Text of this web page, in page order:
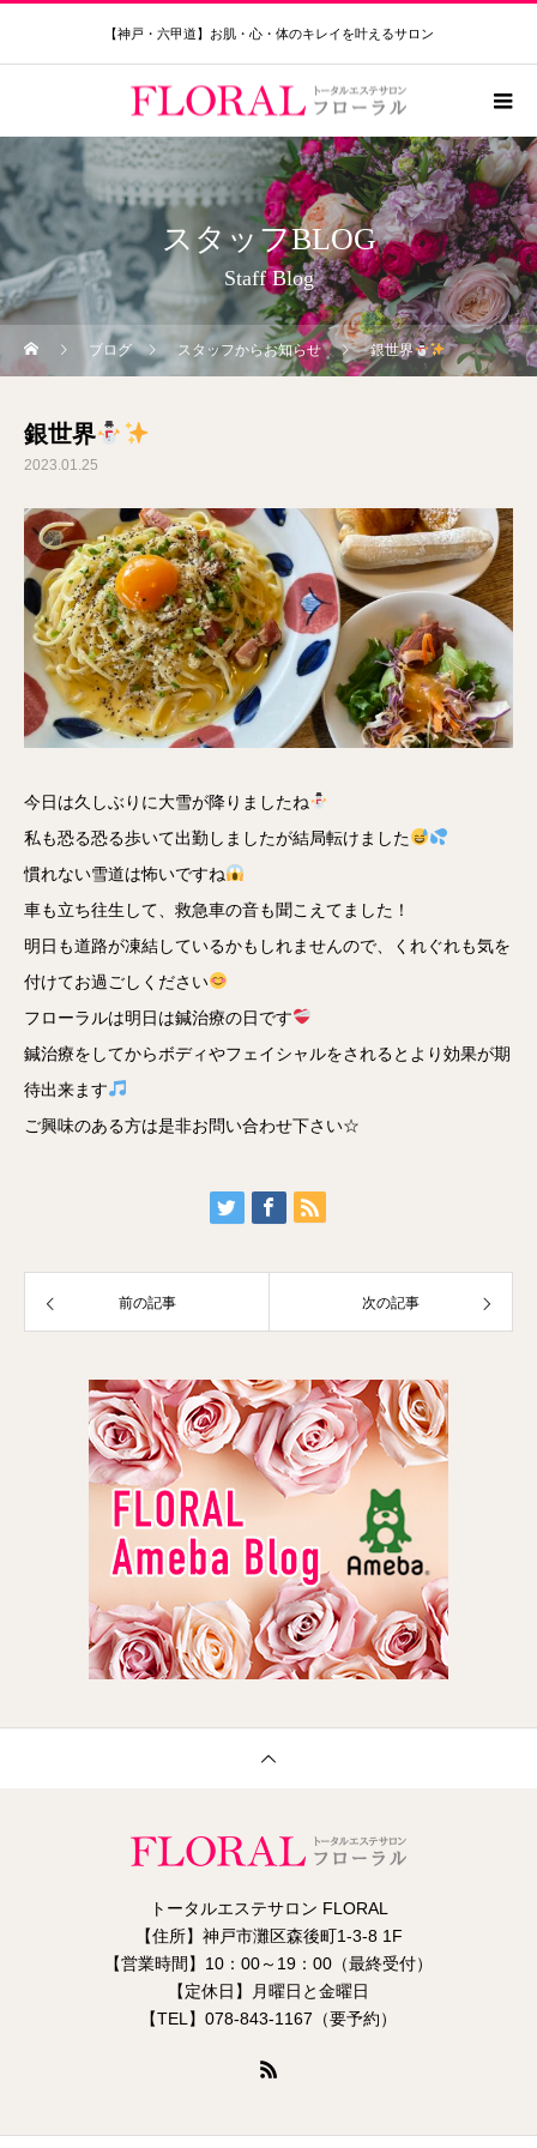
【神戸・六甲道】お肌・心・体のキレイを叶えるサロン
スタッフBLOG
Staff Blog
ブログ スタッフからお知らせ 銀世界
銀世界
2023.01.25
今日は久しぶりに大雪が降りましたね
私も恐る恐る歩いて出勤しましたが結局転けました
慣れない雪道は怖いですね
車も立ち往生して、救急車の音も聞こえてました！
明日も道路が凍結しているかもしれませんので、くれぐれも気を
付けてお過ごしください
フローラルは明日は鍼治療の日です
鍼治療をしてからボディやフェイシャルをされるとより効果が期
待出来ます
ご興味のある方は是非お問い合わせ下さい☆
前の記事 次の記事
トータルエステサロン FLORAL
【住所】神戸市灘区森後町1-3-8 1F
【営業時間】10：00～19：00（最終受付）
【定休日】月曜日と金曜日
【TEL】078-843-1167（要予約）